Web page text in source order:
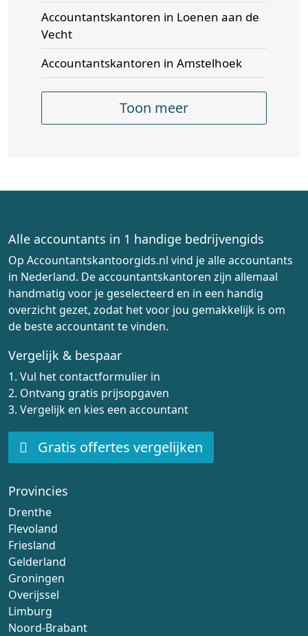
Accountantskantoren in Loenen aan de
Vecht
Accountantskantoren in Amstelhoek
Toon meer
Alle accountants in 1 handige bedrijvengids
Op Accountantskantoorgids.nl vind je alle accountants
in Nederland. De accountantskantoren zijn allemaal
handmatig voor je geselecteerd en in een handig
overzicht gezet, zodat het voor jou gemakkelijk is om
de beste accountant te vinden.
Vergelijk & bespaar
1. Vul het contactformulier in
2. Ontvang gratis prijsopgaven
3. Vergelijk en kies een accountant
Gratis offertes vergelijken
Provincies
Drenthe
Flevoland
Friesland
Gelderland
Groningen
Overijssel
Limburg
Noord-Brabant